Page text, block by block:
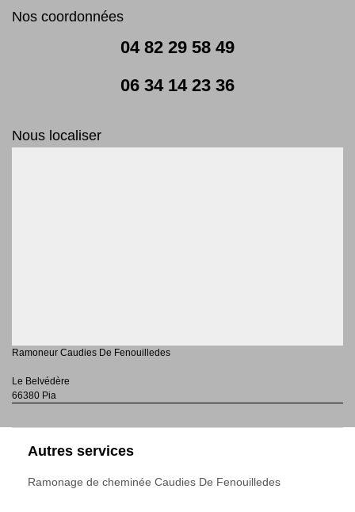
Nos coordonnées
04 82 29 58 49
06 34 14 23 36
Nous localiser
Ramoneur Caudies De Fenouilledes
Le Belvédère
66380 Pia
Autres services
Ramonage de cheminée Caudies De Fenouilledes